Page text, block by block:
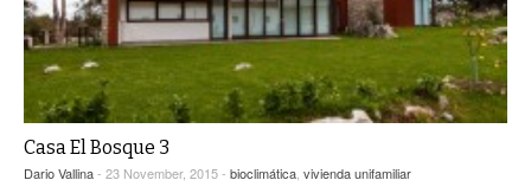
Casa El Bosque 3
Dario Vallina- 23 November, 2015 - bioclimática, vivienda unifamiliar